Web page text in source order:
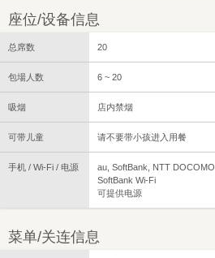
座位/设备信息
总席数 20
包場人数 6 ~ 20
吸烟 店内禁烟
可带儿童 请不要带小孩进入用餐
手机 / Wi-Fi / 电源
au, SoftBank, NTT DOCOMO
SoftBank Wi-Fi
可提供电源
菜单/关连信息